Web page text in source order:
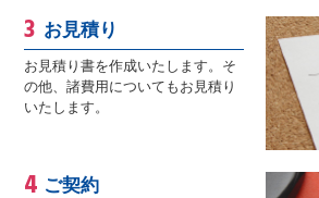
お見積り
お見積り書を作成いたします。そ
の他、諸費用についてもお見積り
いたします。
ご契約